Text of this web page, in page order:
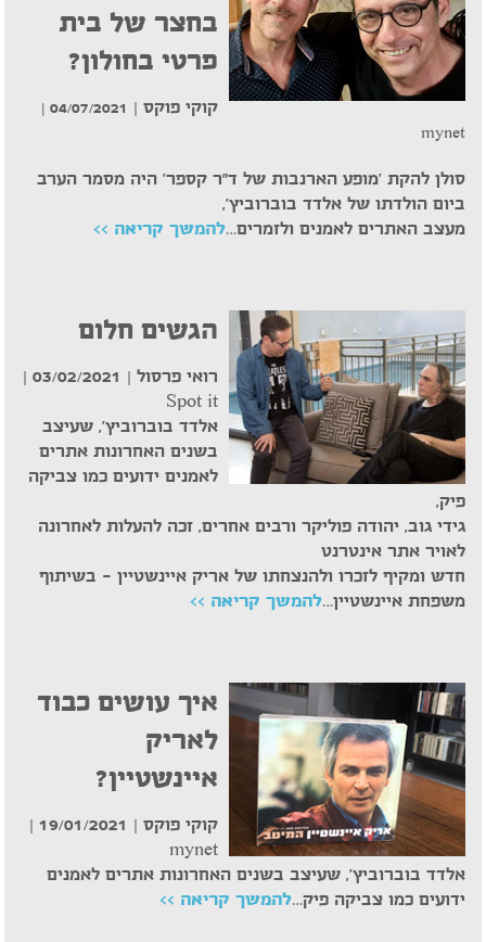
בחצר של בית
פרטי בחולון?
קוקי פוקס |
04/07/2021 |
mynet
סולן להקת 'מופע הארנבות של ד"ר קספר' היה מסמר הערב
ביום הולדתו של אלדד בוברוביץ',
מעצב האתרים לאמנים ולזמרים…להמשך קריאה >>
הגשים חלום
רואי פרסול | 03/02/2021 |
Spot it
אלדד בוברוביץ', שעיצב
בשנים האחרונות אתרים
לאמנים ידועים כמו צביקה
פיק,
גידי גוב, יהודה פוליקר ורבים אחרים, זכה להעלות לאחרונה
לאויר אתר אינטרנט
חדש ומקיף לזכרו ולהנצחתו של אריק איינשטיין – בשיתוף
משפחת איינשטיין…להמשך קריאה >>
איך עושים כבוד
לאריק
איינשטיין?
קוקי פוקס | 19/01/2021 |
mynet
אלדד בוברוביץ', שעיצב בשנים האחרונות אתרים לאמנים
ידועים כמו צביקה פיק…להמשך קריאה >>